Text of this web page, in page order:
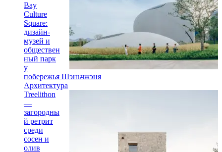
Bay
Culture
Square:
дизайн-
музей и
обществен
ный парк
у
побережья Шэньчжэня
Архитектура
Treelithon
—
загородны
й ретрит
среди
сосен и
олив